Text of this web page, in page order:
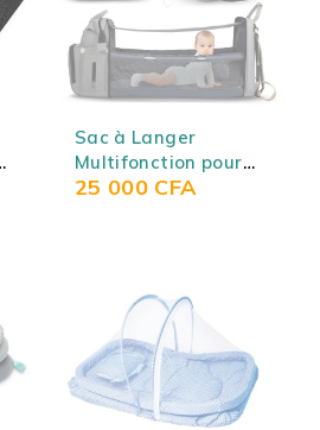
Sac à Langer
Multifonction pour
bébé 7 En 1 Lit
25 000 CFA